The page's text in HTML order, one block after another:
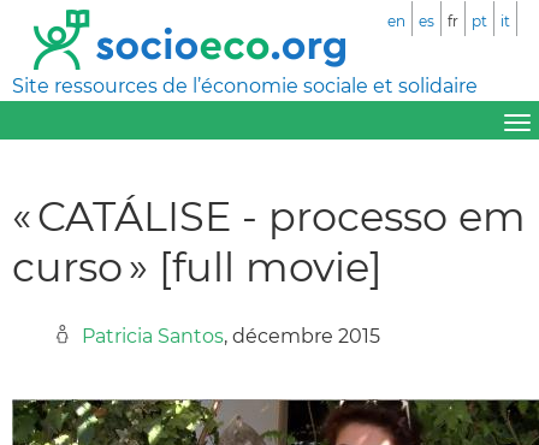
Site ressources de l’économie sociale et solidaire
en es fr pt it
« CATÁLISE - processo em
curso » [full movie]
Patricia Santos, décembre 2015